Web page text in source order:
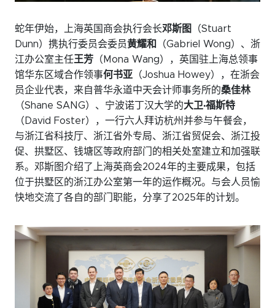
会员名录
赞助
订阅周报
微信
领英
Live Lounge
加入会员
联系我们
蛇年伊始，上海英国商会执行会长邓斯图
（Stuart
Dunn）携执行委员会委员黄耀和
（Gabriel Wong）、浙
江办公室主任王芳 （Mona Wang），英国驻上海总领事
馆华东区域合作领事何书亚 （Joshua Howey），在浙会
员企业代表，来自普华永道中天会计师事务所的桑佳林
（Shane SANG）、宁波诺丁汉大学的大卫·福斯特
（David Foster），一行六人拜访杭州并参与午餐会，
与浙江省科技厅、浙江省外专局、浙江省贸促会、浙江投
促、拱墅区、钱塘区等政府部门的相关处室建立和加强联
系。邓斯图介绍了上海英商会2024年的主要成果，包括
位于拱墅区的浙江办公室第一年的运作概况。与会人员愉
快地交流了各自的部门职能，分享了2025年的计划。